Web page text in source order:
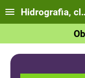
Hidrografia,